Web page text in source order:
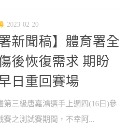
2023-02-20
署新聞稿】體育署全
後恢復需求 期盼
日重回賽場
第三級唐嘉鴻選手上週四(16日)參
賽之測試賽期間，不幸阿...